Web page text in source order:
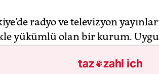
radyo ve televizyon
yükümlü olan bir kurum.
da denetlemeye başlayan
taz zahl ich